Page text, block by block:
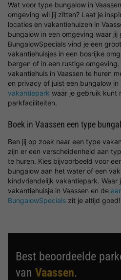
Wat voor type bungalow in
omgeving wil jij zitten? Laat je
locaties en vakantiehuizen in
bungalow in een omgeving waar
BungalowSpecials vind je een
vakantiehuisjes in een bosrijke
bergen of in een rustige
vakantiehuis in Vaassen te huren
en privacy of juist een bungalow in
vakantiepark waar je gebruik kunt
parkfaciliteiten.
Boek in Vaassen een type
Ben jij op zoek naar een type
zijn er een verscheidenheid aan
te huren. Kies bijvoorbeeld voor
bungalow aan het water of een
kindvriendelijk vakantiepark. Waar
vakantiehuisje in Vaassen en de
BungalowSpecials zit je altijd goed!
Best beoordeelde
van Vaassen.